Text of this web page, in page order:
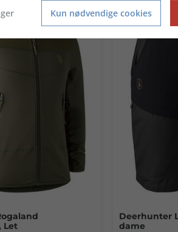
Let
Deerhunter
dame
Kun nødvendige cookies